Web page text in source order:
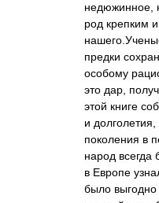
недюжинное,
род крепким
предки
особому
это дар,
этой книге
и
поколения в
народ всегда
в Европе
было выгодно